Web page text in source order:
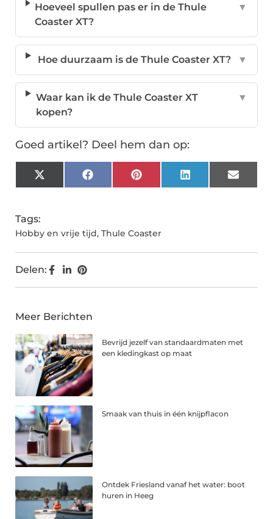
Hoeveel spullen pas er in de Thule
Coaster XT?
▼
Hoe duurzaam is de Thule Coaster XT? ▼
Waar kan ik de Thule Coaster XT
kopen?
▼
Goed artikel? Deel hem dan op:
X
(Twitter)
FacebookPinterestLinkedIn Email
Tags:
Hobby en vrije tijd, Thule Coaster
Delen:
Meer Berichten
Bevrijd jezelf van standaardmaten met
een kledingkast op maat
Smaak van thuis in één knijpflacon
Ontdek Friesland vanaf het water: boot
huren in Heeg